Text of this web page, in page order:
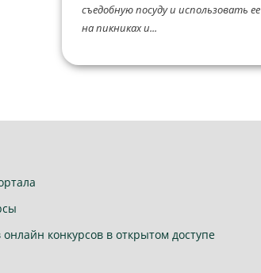
съедобную посуду и использовать ее
на пикниках и...
конкурсов в открытом доступе